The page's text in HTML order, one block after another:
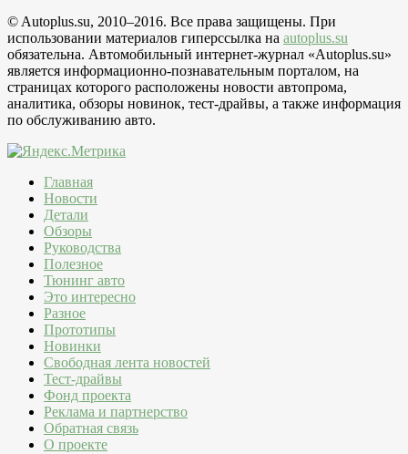
© Autoplus.su, 2010–2016. Все права защищены. При
использовании материалов гиперссылка на autoplus.su
обязательна. Автомобильный интернет-журнал «Autoplus.su»
является информационно-познавательным порталом, на
страницах которого расположены новости автопрома,
аналитика, обзоры новинок, тест-драйвы, а также информация
по обслуживанию авто.
Главная
Новости
Детали
Обзоры
Руководства
Полезное
Тюнинг авто
Это интересно
Разное
Прототипы
Новинки
Свободная лента новостей
Тест-драйвы
Фонд проекта
Реклама и партнерство
Обратная связь
О проекте